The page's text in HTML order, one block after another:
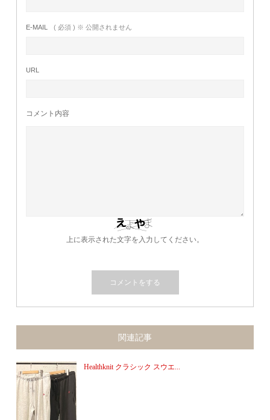
E-MAIL ( 必須 ) ※ 公開されません
URL
コメント内容
上に表示された文字を入力してください。
関連記事
Healthknit クラシック スウエ...